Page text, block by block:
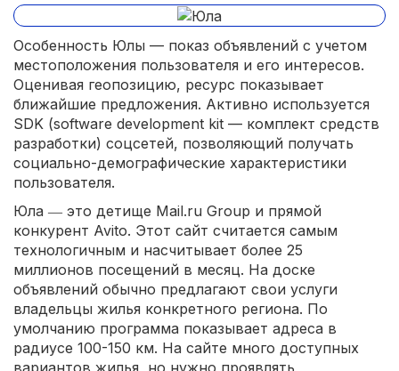
Особенность Юлы — показ объявлений с учетом
местоположения пользователя и его интересов.
Оценивая геопозицию, ресурс показывает
ближайшие предложения. Активно используется
SDK (software development kit — комплект средств
разработки) соцсетей, позволяющий получать
социально-демографические характеристики
пользователя.
Юла ― это детище Mail.ru Group и прямой
конкурент Avito. Этот сайт считается самым
технологичным и насчитывает более 25
миллионов посещений в месяц. На доске
объявлений обычно предлагают свои услуги
владельцы жилья конкретного региона. По
умолчанию программа показывает адреса в
радиусе 100-150 км. На сайте много доступных